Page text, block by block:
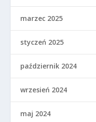
marzec 2025
styczeń 2025
październik 2024
wrzesień 2024
maj 2024